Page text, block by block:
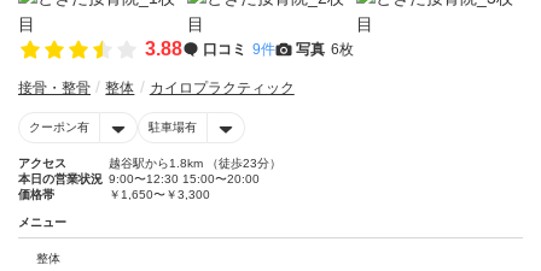
3.88 口コミ 9件 写真 6枚
接骨・整骨 整体 カイロプラクティック
クーポン有 駐車場有
アクセス
越谷駅から1.8km （徒歩23分）
本日の営業状況 9:00〜12:30 15:00〜20:00
価格帯
￥1,650〜￥3,300
メニュー
整体